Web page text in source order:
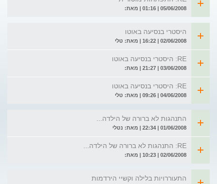
05/06/2008 | 01:16 | מאת:
היסטרי בנסיעה באוטו
02/06/2008 | 16:22 | מאת: טלי
RE: היסטרי בנסיעה באוטו
03/06/2008 | 21:27 | מאת:
RE: היסטרי בנסיעה באוטו
04/06/2008 | 09:26 | מאת: טלי
התנהגות לא ברורה של הילדה...
01/06/2008 | 22:34 | מאת: נטלי
RE: התנהגות לא ברורה של הילדה...
02/06/2008 | 10:23 | מאת:
התעוררויות בלילה וקשיי הירדמות